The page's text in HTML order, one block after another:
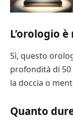
L’orologio
Sì, questo
profondità di
la doccia o
Quanto